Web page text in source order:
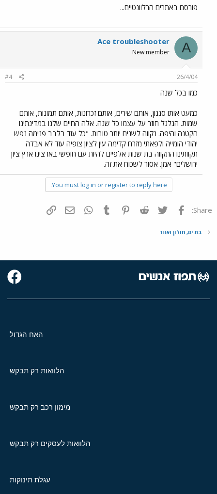
פורסם באתרים הרלוונטיים...
A
Ace troubleshooter
New member
26/4/04
#4
כמו בכל שנה
כמעט אותו סגנון, אותם שירים, אותם זכרונות, אותם תמונות, אותם
שמות. הגלגל חוזר על עצמו כל שנה. אלה החיים שלנו במדינתינו
הקטנה והיפה. נקווה לשנים יותר טובות. "כל עוד בלבב פנימה נפש
יהודי הומייה ולפאתי מזרח קדימה עין לציון צופיה עוד לא אבדה
תקוותינו התקווה בת שנות אלפיים להיות עם חופשי בארצינו ארץ ציון
ירושלים" אמן. אסור לשכוח את זה.
You must log in or register to reply here.
Share: פייסבוק Twitter
Reddit
Pinterest
Tumblr
WhatsAppדואר אלקטרוני
בת ים, חולון ואזור
האח הגדול
הלוואות רק תבקש
מימון רכב רק תבקש
הלוואות לעסקים רק תבקש
עגלת תינוקות